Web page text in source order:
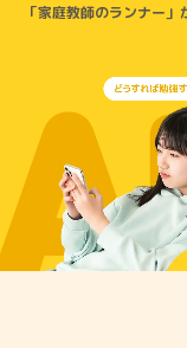
「家庭教師のランナー」